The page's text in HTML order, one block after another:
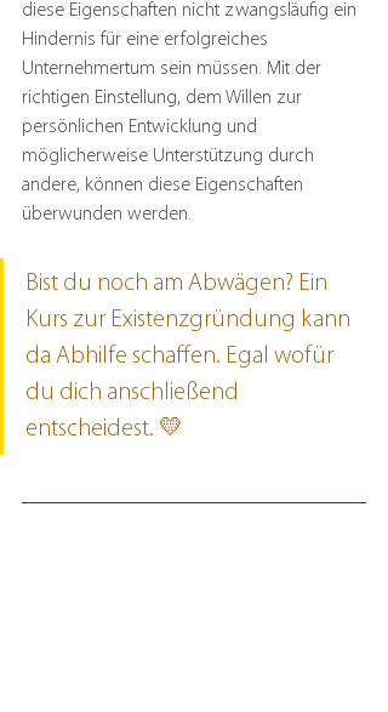
diese Eigenschaften nicht zwangsläufig ein
Hindernis für eine erfolgreiches
Unternehmertum sein müssen. Mit der
richtigen Einstellung, dem Willen zur
persönlichen Entwicklung und
möglicherweise Unterstützung durch
andere, können diese Eigenschaften
überwunden werden.
Bist du noch am Abwägen? Ein
Kurs zur Existenzgründung kann
da Abhilfe schaffen. Egal wofür
du dich anschließend
entscheidest. 💛